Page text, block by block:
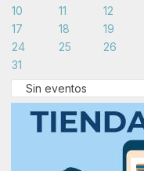
10
11 12
17
18 19
24
25 26
31
Sin eventos